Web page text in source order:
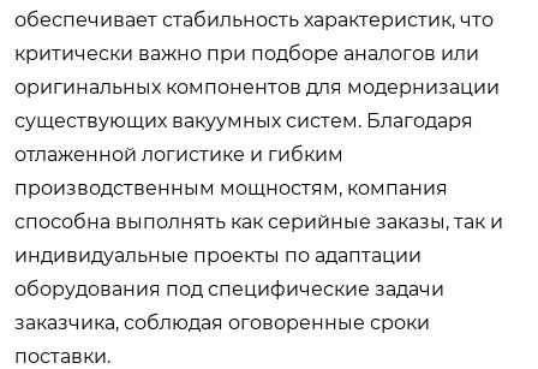
обеспечивает стабильность характеристик, что
критически важно при подборе аналогов или
оригинальных компонентов для модернизации
существующих вакуумных систем. Благодаря
отлаженной логистике и гибким
производственным мощностям, компания
способна выполнять как серийные заказы, так и
индивидуальные проекты по адаптации
оборудования под специфические задачи
заказчика, соблюдая оговоренные сроки
поставки.